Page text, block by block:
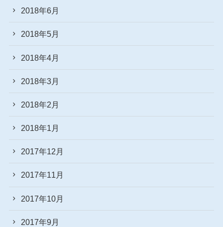
2018年6月
2018年5月
2018年4月
2018年3月
2018年2月
2018年1月
2017年12月
2017年11月
2017年10月
2017年9月